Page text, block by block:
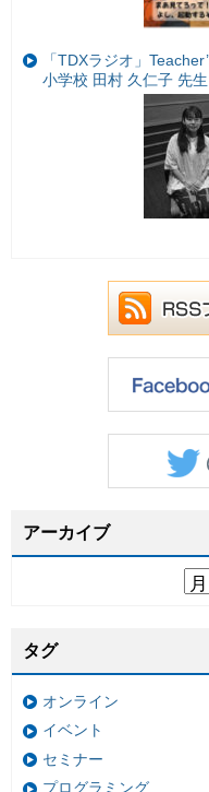
「TDXラジオ」
小学校 田村 久仁子 先
アーカイブ
タグ
オンライン
イベント
セミナー
プログラミング